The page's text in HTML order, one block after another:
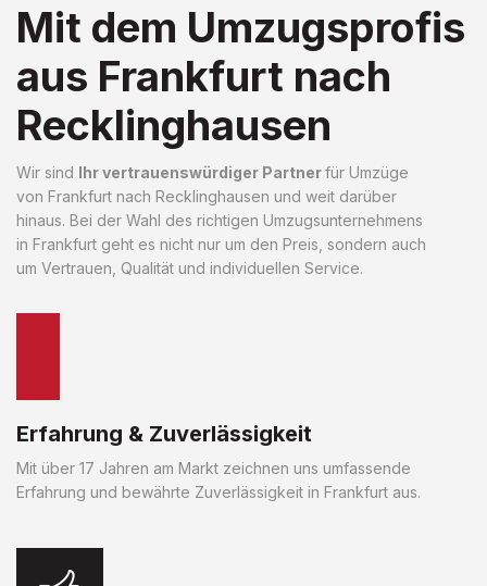
Mit dem Umzugsprofis
aus Frankfurt nach
Recklinghausen
Wir sind Ihr vertrauenswürdiger Partnerfür Umzüge
von Frankfurt nach Recklinghausen und weit darüber
hinaus. Bei der Wahl des richtigen Umzugsunternehmens
in Frankfurt geht es nicht nur um den Preis, sondern auch
um Vertrauen, Qualität und individuellen Service.
Erfahrung & Zuverlässigkeit
Mit über 17 Jahren am Markt zeichnen uns umfassende
Erfahrung und bewährte Zuverlässigkeit in Frankfurt aus.